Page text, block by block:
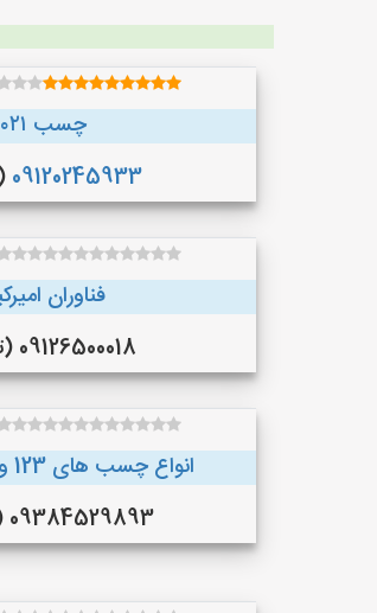
چسب ۰۲۱
09120245933
فناوران
09126500018 (تهران)
انواع چسب های 123 و آکواریوم و...
09384529893 (گرگان )